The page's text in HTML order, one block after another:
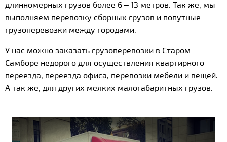
длинномерных грузов более 6 – 13 метров. Так же, мы
выполняем перевозку сборных грузов и попутные
грузоперевозки между городами.
У нас можно заказать грузоперевозки в Старом
Самборе недорого для осуществления квартирного
переезда, переезда офиса, перевозки мебели и вещей.
А так же, для других мелких малогабаритных грузов.